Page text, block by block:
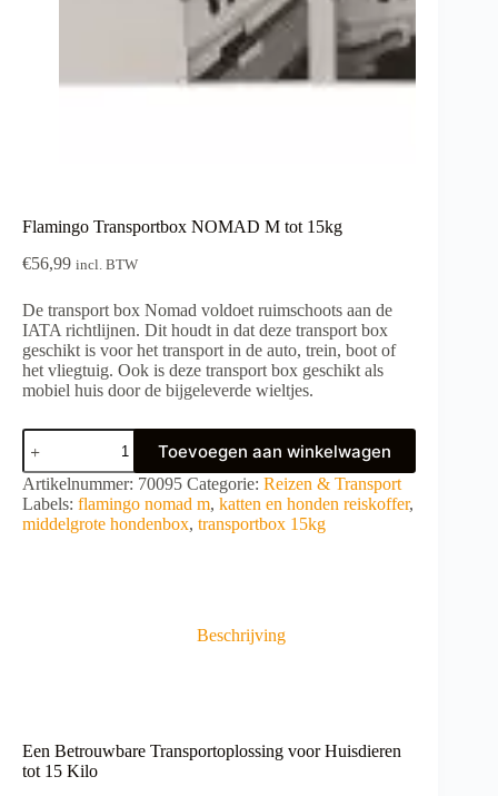
Flamingo Transportbox NOMAD M tot 15kg
€56,99 incl. BTW
De transport box Nomad voldoet ruimschoots aan de
IATA richtlijnen. Dit houdt in dat deze transport box
geschikt is voor het transport in de auto, trein, boot of
het vliegtuig. Ook is deze transport box geschikt als
mobiel huis door de bijgeleverde wieltjes.
Flamingo
Transportbox
NOMAD
M
tot
15kg
Toevoegen aan winkelwagen
A
l
t
Artikelnummer: 70095 Categorie: Reizen & Transport
Labels: flamingo nomad m, katten en honden reiskoffer,
middelgrote hondenbox, transportbox 15kg
Beschrijving
Een Betrouwbare Transportoplossing voor Huisdieren
tot 15 Kilo